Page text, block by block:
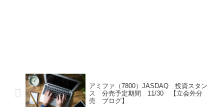
アミファ（7800）JASDAQ 投資スタン
ス 分売予定期間 11/30 【立会外分
売 ブログ】